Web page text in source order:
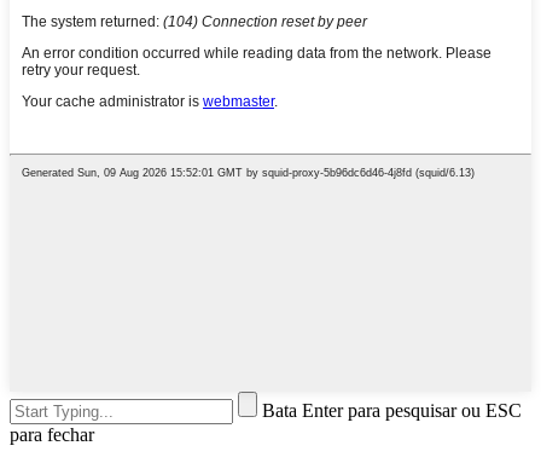
Bata Enter para pesquisar ou ESC
para fechar